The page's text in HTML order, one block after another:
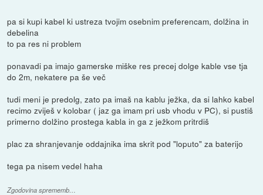
pa si kupi kabel ki ustreza tvojim osebnim preferencam, dolžina in
debelina
to pa res ni problem
ponavadi pa imajo gamerske miške res precej dolge kable vse tja
do 2m, nekatere pa še več
tudi meni je predolg, zato pa imaš na kablu ježka, da si lahko kabel
recimo zviješ v kolobar ( jaz ga imam pri usb vhodu v PC), si pustiš
primerno dolžino prostega kabla in ga z ježkom pritrdiš
plac za shranjevanje oddajnika ima skrit pod "loputo" za baterijo
tega pa nisem vedel haha
Zgodovina sprememb…